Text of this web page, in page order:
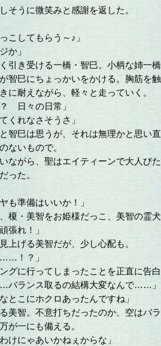
うに微笑みと感謝を返した。
こしてもらう～♪」
か」
き受ける一橋・智巳。小柄な姉一
巳にちょっかいをかける。胸筋を
耐えながら、軽々と走っていく。
日々の日常」
くれなさそうさ」
巳は思うが、それは無理かと思い
ないもので。
がら、聖はエイティーンで大人び
った。
準備はいいか！」
・美智をお姫様だっこ、美智の霊
張れ！」
げる美智だが、少し心配も。
！？」
に行ってしまったことを正直に告
バランス取るの結構大変なんで……」
こにホクロあったんですね」
智。不意打ちだったのか、空はバ
が一にも備える。
けにゃあいかねぇからな」